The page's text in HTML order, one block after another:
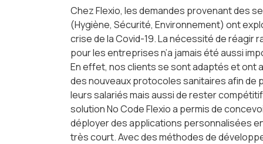
Chez Flexio, les demandes provenant des
(Hygiène, Sécurité, Environnement) ont
crise de la Covid-19. La nécessité de réagir
pour les entreprises n’a jamais été aussi
En effet, nos clients se sont adaptés et ont
des nouveaux protocoles sanitaires afin de
leurs salariés mais aussi de rester
solution No Code Flexio a permis de
déployer des applications personnalisées
très court. Avec des méthodes de